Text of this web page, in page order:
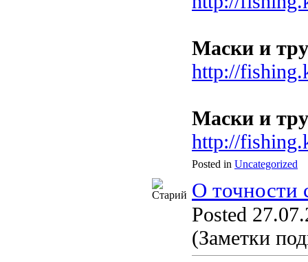
Маски и
http://
Маски и
http://
Posted in Uncategorized
О точности
Posted
(Заметки